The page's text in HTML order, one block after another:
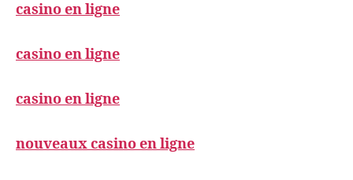
casino en ligne
casino en ligne
casino en ligne
nouveaux casino en ligne